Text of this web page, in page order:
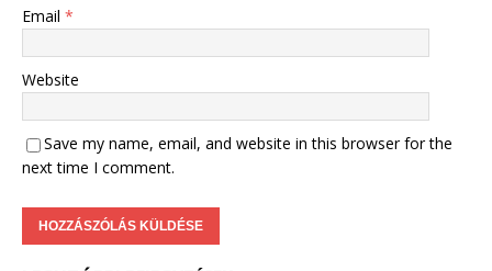
Email *
Website
Save my name, email, and website in this browser for the
next time I comment.